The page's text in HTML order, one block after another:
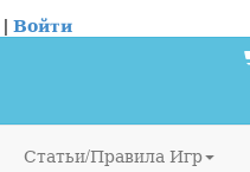
| Войти
Статьи/Правила Игр